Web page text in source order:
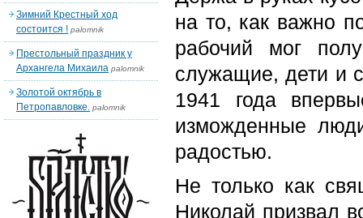
на то, как важно
рабочий мог
служащие, дети и
1941 года
изможденные
радостью.
Не только как
Николай призвал
Зимний Крестный ход
состоится ! palomnik
Престольный праздник у
Архангела Михаила palomnik
Золотой октябрь в
Петропавловке. palomnik